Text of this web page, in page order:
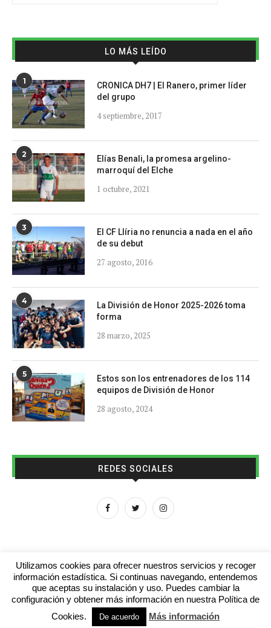
LO MÁS LEÍDO
1
CRONICA DH7 | El Ranero, primer líder
del grupo
4 septiembre, 2017
2
Elías Benali, la promesa argelino-
marroquí del Elche
1 octubre, 2021
3
El CF Llíria no renuncia a nada en el año
de su debut
27 agosto, 2016
4
La División de Honor 2025-2026 toma
forma
28 marzo, 2025
5
Estos son los entrenadores de los 114
equipos de División de Honor
28 agosto, 2024
REDES SOCIALES
Aviso legal Contacto Colabora con nosotros
© 2016 - futboljuvenil.es
Utilizamos cookies para ofrecer nuestros servicios y recoger
información estadística. Si continuas navegando, entendemos
que aceptas su instalación y uso. Puedes cambiar la
configuración y obtener más información en nuestra Política de
Cookies.
De acuerdo Más información